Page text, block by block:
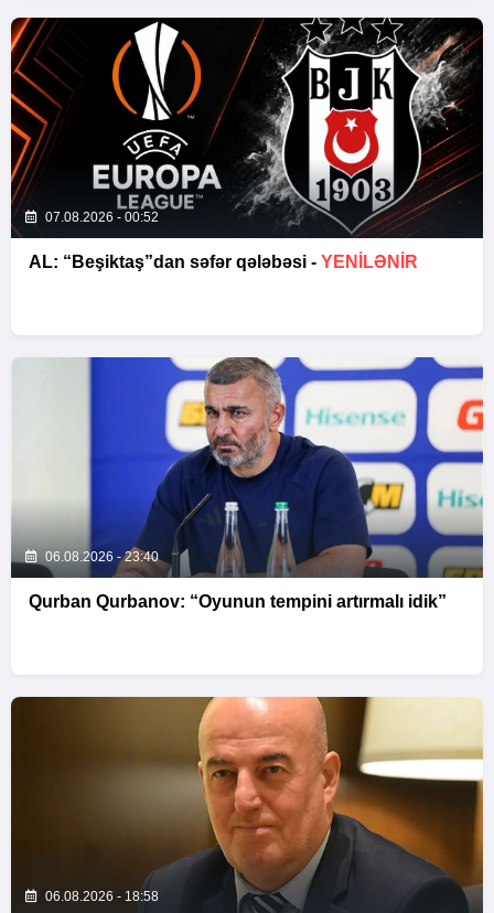
07.08.2026 - 00:52
AL: “Beşiktaş”dan səfər qələbəsi - YENİLƏNİR
06.08.2026 - 23:40
Qurban Qurbanov: “Oyunun tempini artırmalı idik”
06.08.2026 - 18:58